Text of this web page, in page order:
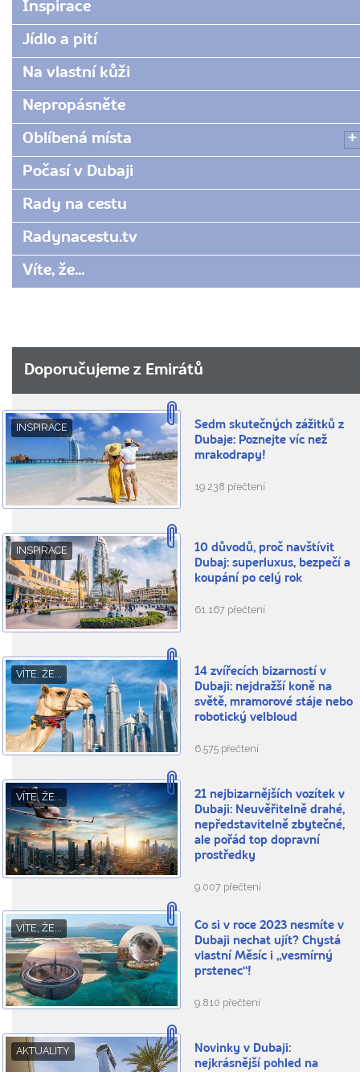
Inspirace
Jídlo a pití
Na vlastní kůži
Nepropásněte
Oblíbená místa
Počasí v Dubaji
Rady na cestu
Radynacestu.tv
Víte, že...
Doporučujeme z Emirátů
INSPIRACE
Sedm skutečných zážitků z
Dubaje: Poznejte víc než
mrakodrapy!
19.238 přečtení
INSPIRACE
10 důvodů, proč navštívit
Dubaj: superluxus, bezpečí a
koupání po celý rok
61.167 přečtení
VÍTE, ŽE...
14 zvířecích bizarností v
Dubaji: nejdražší koně na
světě, mramorové stáje nebo
robotický velbloud
6.575 přečtení
VÍTE, ŽE...
21 nejbizarnějších vozítek v
Dubaji: Neuvěřitelně drahé,
nepředstavitelně zbytečné,
ale pořád top dopravní
prostředky
9.007 přečtení
VÍTE, ŽE...
Co si v roce 2023 nesmíte v
Dubaji nechat ujít? Chystá
vlastní Měsíc i „vesmírný
prstenec“!
9.810 přečtení
AKTUALITY
Novinky v Dubaji:
nejkrásnější pohled na